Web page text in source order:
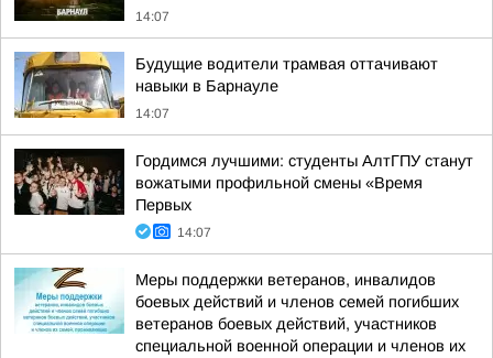
14:07
Будущие водители трамвая оттачивают
навыки в Барнауле
14:07
Гордимся лучшими: студенты АлтГПУ станут
вожатыми профильной смены «Время
Первых
14:07
Меры поддержки ветеранов, инвалидов
боевых действий и членов семей погибших
ветеранов боевых действий, участников
специальной военной операции и членов их